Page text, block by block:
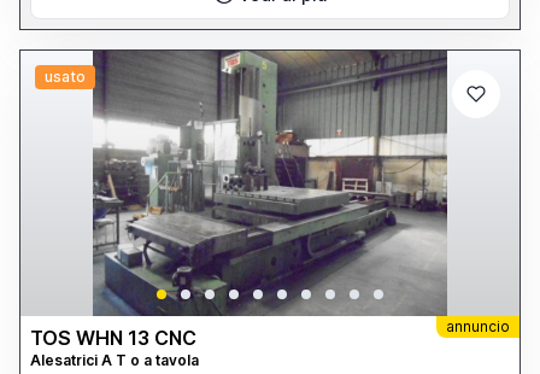
usato
annuncio
TOS WHN 13 CNC
Alesatrici A T o a tavola